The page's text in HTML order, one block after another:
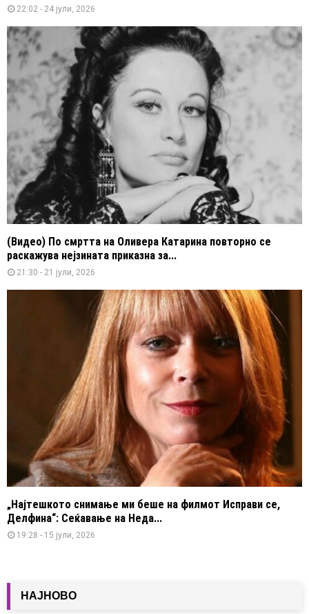
22:02 - 24 јули, 2026
(Видео) По смртта на Оливера Катарина повторно се
раскажува нејзината приказна за...
21:30 - 21 јули, 2026
„Најтешкото снимање ми беше на филмот Исправи се,
Делфина“: Сеќавање на Неда...
19:28 - 15 јули, 2026
НАЈНОВО